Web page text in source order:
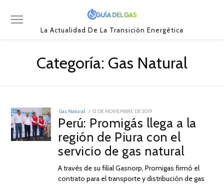
La Actualidad De La Transición Energética
Categoría: Gas Natural
Gas Natural
POSTED
ON
12 DE NOVIEMBRE DE 2019
NOVIEMBRE
DE
2019
Perú: Promigás llega a la
región de Piura con el
servicio de gas natural
A través de su filial Gasnorp, Promigas firmó el
contrato para el transporte y distribución de gas